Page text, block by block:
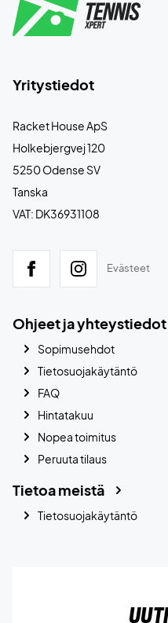
Yritystiedot
Racket House ApS
Holkebjergvej 120
5250 Odense SV
Tanska
VAT: DK36931108
Evästeet
Ohjeet ja yhteystiedot
Sopimusehdot
Tietosuojakäytäntö
FAQ
Hintatakuu
Nopea toimitus
Peruuta tilaus
Tietoa meistä
Tietosuojakäytäntö